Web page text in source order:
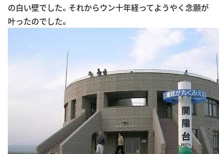
の白い壁でした。それからウン十年経ってようやく念願が
叶ったのでした。